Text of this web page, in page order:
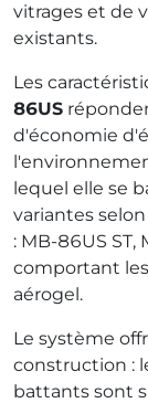
vitrages et de
existants.
Les
86US
d'économie
lequel elle se
variantes
: MB-86US ST,
comportant
aérogel.
Le système
construction :
battants sont